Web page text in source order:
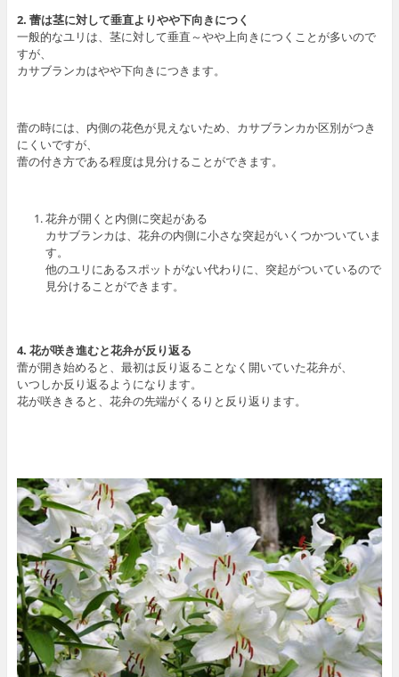
2. 蕾は茎に対して垂直よりやや下向きにつく
一般的なユリは、茎に対して垂直～やや上向きにつくことが多いので
すが、
カサブランカはやや下向きにつきます。
蕾の時には、内側の花色が見えないため、カサブランカか区別がつき
にくいですが、
蕾の付き方である程度は見分けることができます。
花弁が開くと内側に突起がある
カサブランカは、花弁の内側に小さな突起がいくつかついていま
す。
他のユリにあるスポットがない代わりに、突起がついているので
見分けることができます。
4. 花が咲き進むと花弁が反り返る
蕾が開き始めると、最初は反り返ることなく開いていた花弁が、
いつしか反り返るようになります。
花が咲ききると、花弁の先端がくるりと反り返ります。